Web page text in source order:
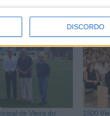
DISCORDO
de Vieira do
1500